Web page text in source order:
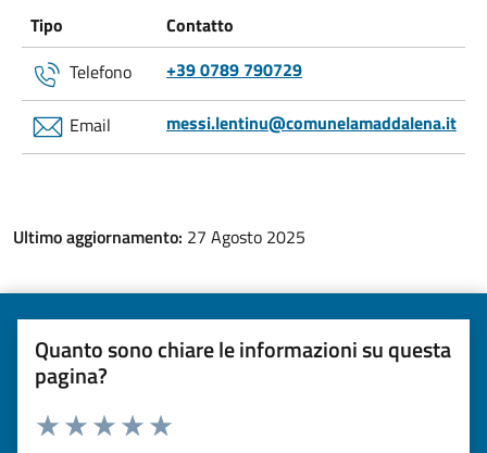
Tipo
Contatto
Telefono
+39 0789 790729
Email messi.lentinu@comunelamaddalena.it
Ultimo aggiornamento: 27 Agosto 2025
Quanto sono chiare le informazioni su questa
pagina?
Valuta da 1 a 5 stelle la pagina